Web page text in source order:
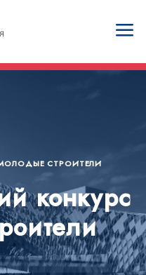
СТРОИТЕЛИ
конкурс